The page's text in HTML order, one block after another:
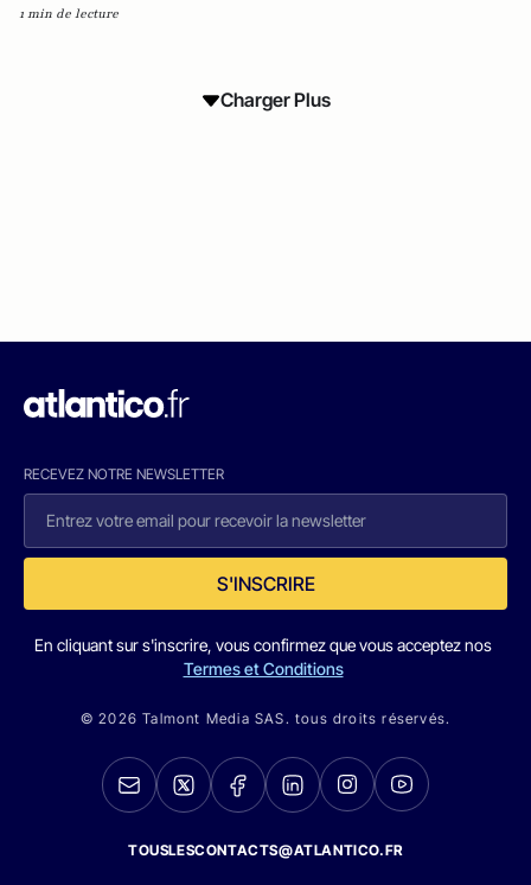
1 min de lecture
Charger Plus
RECEVEZ NOTRE NEWSLETTER
S'INSCRIRE
En cliquant sur s'inscrire, vous confirmez que vous acceptez nos
Termes et Conditions
© 2026 Talmont Media SAS. tous droits réservés.
TOUSLESCONTACTS@ATLANTICO.FR